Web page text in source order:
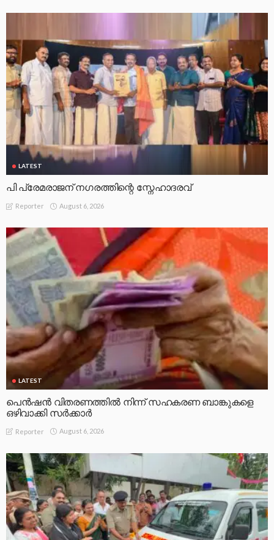
LATEST
പി പ്രേമരാജന് നഗരത്തിന്റെ സ്നേഹാദരവ്
Reporter August 6, 2026
LATEST
പെൻഷൻ വിതരണത്തിൽ നിന്ന് സഹകരണ ബാങ്കുകളെ
ഒഴിവാക്കി സർക്കാർ
Reporter August 6, 2026